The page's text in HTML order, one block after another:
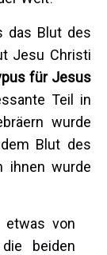
das Blut des
Jesu Christi
für Jesus
Teil in
wurde
Blut des
ihnen wurde
etwas von
beiden